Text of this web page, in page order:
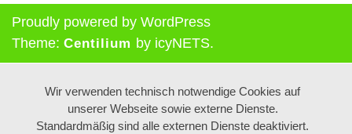
Proudly powered by WordPress
Theme: Centilium by icyNETS.
Wir verwenden technisch notwendige Cookies auf
unserer Webseite sowie externe Dienste.
Standardmäßig sind alle externen Dienste deaktiviert.